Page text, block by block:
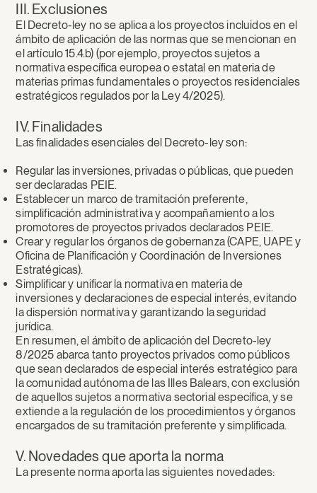
III. Exclusiones
El Decreto-ley no se aplica a los proyectos incluidos en el
ámbito de aplicación de las normas que se mencionan en
el artículo 15.4.b) (por ejemplo, proyectos sujetos a
normativa específica europea o estatal en materia de
materias primas fundamentales o proyectos residenciales
estratégicos regulados por la Ley 4/2025).
IV. Finalidades
Las finalidades esenciales del Decreto-ley son:
Regular las inversiones, privadas o públicas, que pueden
ser declaradas PEIE.
Establecer un marco de tramitación preferente,
simplificación administrativa y acompañamiento a los
promotores de proyectos privados declarados PEIE.
Crear y regular los órganos de gobernanza (CAPE, UAPE y
Oficina de Planificación y Coordinación de Inversiones
Estratégicas).
Simplificar y unificar la normativa en materia de
inversiones y declaraciones de especial interés, evitando
la dispersión normativa y garantizando la seguridad
jurídica.
En resumen, el ámbito de aplicación del Decreto-ley
8/2025 abarca tanto proyectos privados como públicos
que sean declarados de especial interés estratégico para
la comunidad autónoma de las Illes Balears, con exclusión
de aquellos sujetos a normativa sectorial específica, y se
extiende a la regulación de los procedimientos y órganos
encargados de su tramitación preferente y simplificada.
V. Novedades que aporta la norma
La presente norma aporta las siguientes novedades: